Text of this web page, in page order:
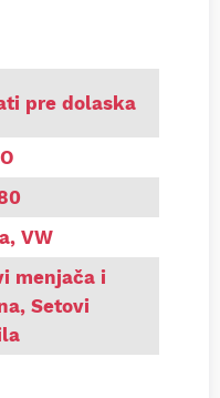
Fabia / Polo 1.9
pre dolaska
VW
menjača i
, Setovi